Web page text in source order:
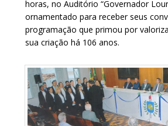
horas, no Auditório “Governador
ornamentado para receber seus
programação que primou por
sua criação há 106 anos.